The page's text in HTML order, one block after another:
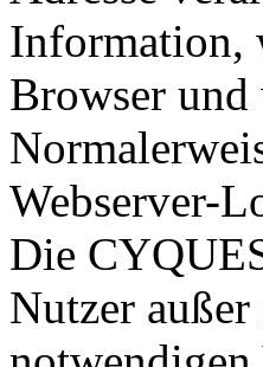
Information,
Browser und
Webserver-
Die
Nutzer